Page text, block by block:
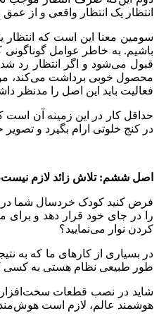
انتظار یک انتظار واقعی و از
سومین معنا این است که
باشیم. به خاطر عوامل
قبول می‌شود و اگر انتظار رد
محصول خوبی برداشت می‌کند،
فعالیت باید این اصل را مدنظر
حداقل کار در این زمینه آن است
در کنج خلوتی ارام بگیرد و
اصل ششم: تلاش زائد لازم
فرض کنید کودک خردسال شما در
را در جای خود قرار دهد و برای
کردن نوار می‌نمایید؟
در بسیاری از کارهای ما که به
طور طبیعی نظام هستی به کسی
شاید در نصب قطعات سخت‌افزاری
هوشمند عالم، لازم است